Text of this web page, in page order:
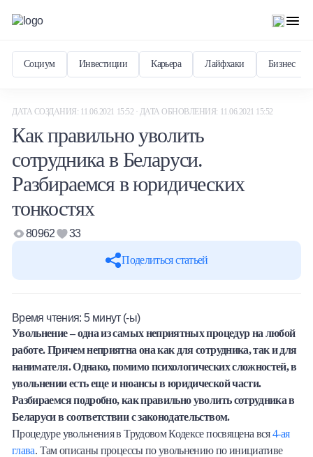
Социум Инвестиции Карьера Лайфхаки Бизнес
Халва
Онлайн-обменник
Премиальный сервис Prime Line
Мобильный банк MOBY
ДАТА СОЗДАНИЯ: 11.06.2021 15:52 · ДАТА ОБНОВЛЕНИЯ: 11.06.2021 15:52
Как правильно уволить
сотрудника в Беларуси.
Разбираемся в юридических
тонкостях
Поделиться статьей
80962 33
Время чтения:5 минут (-ы)
Увольнение – одна из самых неприятных процедур на любой
работе. Причем неприятна она как для сотрудника, так и для
нанимателя. Однако, помимо психологических сложностей, в
увольнении есть еще и нюансы в юридической части.
Разбираемся подробно, как правильно уволить сотрудника в
Беларуси в соответствии с законодательством.
Процедуре увольнения в Трудовом Кодексе посвящена вся4-ая
глава. Там описаны процессы по увольнению по инициативе